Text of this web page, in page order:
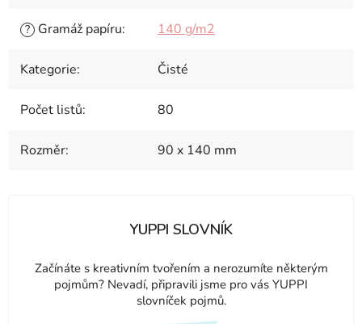
? Gramáž papíru: 140 g/m2
Kategorie: Čisté
Počet listů: 80
Rozměr: 90 x 140 mm
YUPPI SLOVNÍK
Začínáte s kreativním tvořením a nerozumíte některým
pojmům? Nevadí, připravili jsme pro vás YUPPI
slovníček pojmů.